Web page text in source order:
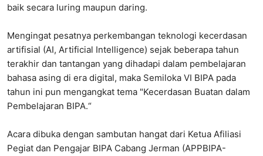
baik secara luring maupun daring.
Mengingat pesatnya perkembangan teknologi kecerdasan
artifisial (AI, Artificial Intelligence) sejak beberapa tahun
terakhir dan tantangan yang dihadapi dalam pembelajaran
bahasa asing di era digital, maka Semiloka VI BIPA pada
tahun ini pun mengangkat tema "Kecerdasan Buatan dalam
Pembelajaran BIPA.“
Acara dibuka dengan sambutan hangat dari Ketua Afiliasi
Pegiat dan Pengajar BIPA Cabang Jerman (APPBIPA-